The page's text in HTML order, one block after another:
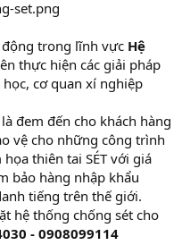
trong lĩnh vực Hệ
thực hiện các giải pháp
cơ quan xí nghiệp
đem đến cho khách hàng
vệ cho những công trình
thiên tai SÉT với giá
bảo hàng nhập khẩu
tiếng trên thế giới.
hệ thống chống sét cho
- 0908099114